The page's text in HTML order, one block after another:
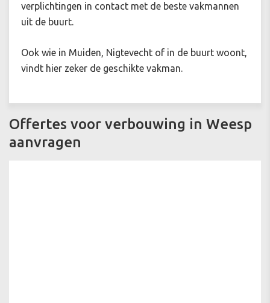
verplichtingen in contact met de beste vakmannen
uit de buurt.
Ook wie in Muiden, Nigtevecht of in de buurt woont,
vindt hier zeker de geschikte vakman.
Offertes voor verbouwing in Weesp
aanvragen